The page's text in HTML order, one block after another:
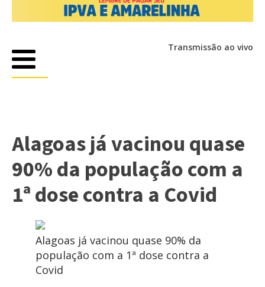
Transmissão ao vivo
Alagoas já vacinou quase
90% da população com a
1ª dose contra a Covid
Alagoas já vacinou quase 90% da
população com a 1ª dose contra a
Covid